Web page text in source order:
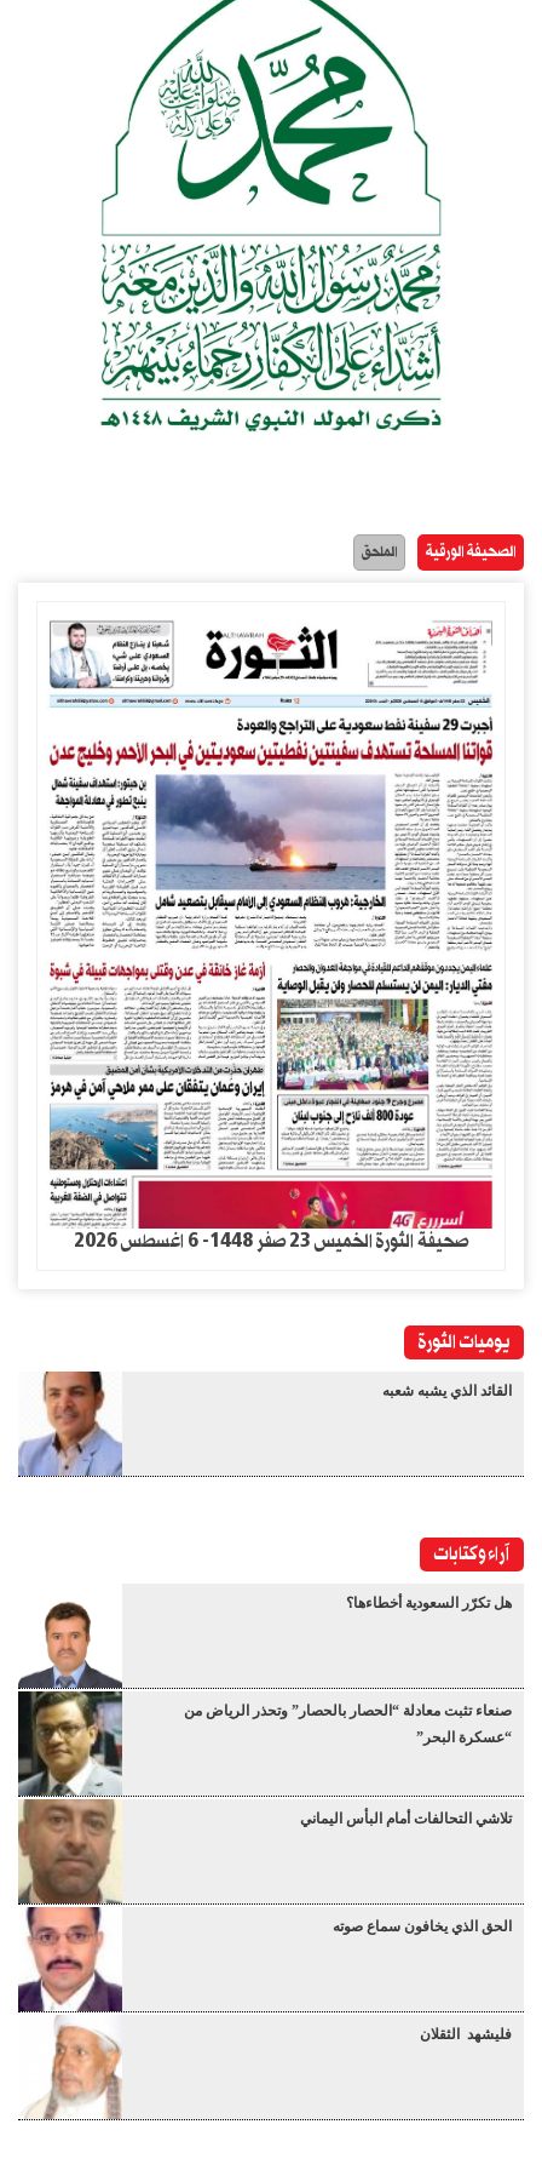
الصحيفة الورقية الملحق
صحيفة الثورة الخميس 23 صفر 1448- 6 اغسطس 2026
يوميات الثورة
القائد الذي يشبه شعبه
آراء وكتابات
هل تكرّر السعودية أخطاءها؟
صنعاء تثبت معادلة “الحصار بالحصار” وتحذر الرياض من
“عسكرة البحر”
تلاشي التحالفات أمام البأس اليماني
الحق الذي يخافون سماع صوته
فليشهد الثقلان